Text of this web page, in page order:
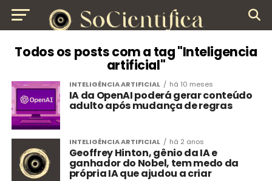
Todos os posts com a tag "Inteligencia
artificial"
INTELIGÊNCIA ARTIFICIAL há 10 meses
IA da OpenAI poderá gerar conteúdo
adulto após mudança de regras
INTELIGÊNCIA ARTIFICIAL há 2 anos
Geoffrey Hinton, gênio da IA e
ganhador do Nobel, ​tem medo da
própria IA que ajudou a criar